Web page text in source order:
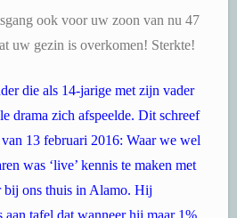
ook voor uw zoon van nu 47
uw gezin is overkomen! Sterkte!
die als 14-jarige met zijn vader
drama zich afspeelde. Dit schreef
13 februari 2016: Waar we wel
was ‘live’ kennis te maken met
bij ons thuis in Alamo. Hij
aan tafel dat wanneer hij maar 1%